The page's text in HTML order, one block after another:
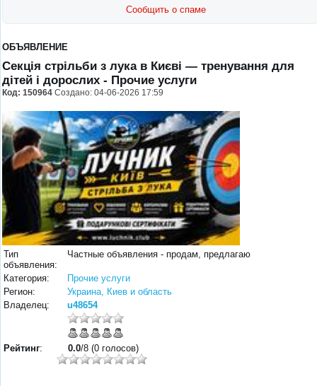
Сообщить о спаме
ОБЪЯВЛЕНИЕ
Секція стрільби з лука в Києві — тренування для
дітей і дорослих - Прочие услуги
Код: 150964 Создано: 04-06-2026 17:59
Тип
объявления:
Частные объявления - продам, предлагаю
Категория:
Прочие услуги
Регион:
Украина, Киев и область
Владелец:
u48654
Рейтинг: 0.0/8 (0 голосов)